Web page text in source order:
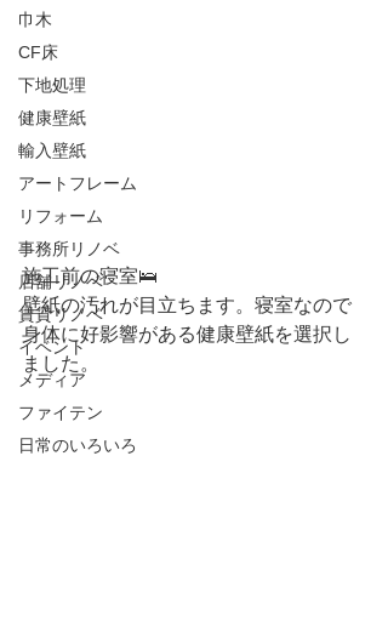
巾木
CF床
下地処理
健康壁紙
輸入壁紙
アートフレーム
リフォーム
事務所リノベ
店舗リノベ
賃貸リノベ
イベント
メディア
ファイテン
日常のいろいろ
施工前の寝室🛌
壁紙の汚れが目立ちます。寝室なので
身体に好影響がある健康壁紙を選択し
ました。